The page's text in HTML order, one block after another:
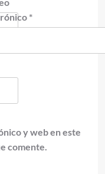
*
y web en este
comente.